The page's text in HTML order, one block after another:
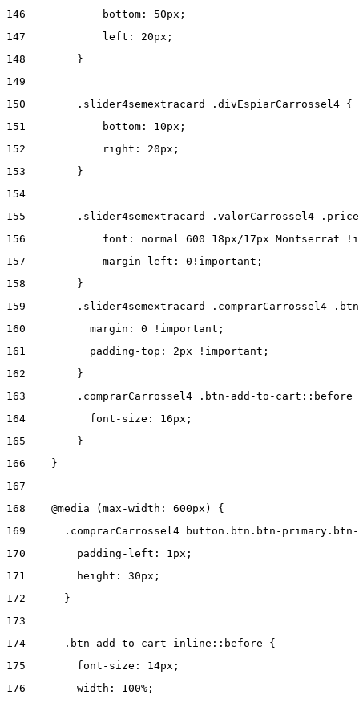
146
            bottom: 50px;
147
            left: 20px;
148
        }
149
150
        .slider4semextracard .divEspiarCarrossel4 {
151
            bottom: 10px;
152
            right: 20px;
153
        }
154
155
.slider4semextracard .valorCarrossel4
156
font: normal 600 18px/17px Montserrat
157
            margin-left: 0!important;
158
        }
159
.slider4semextracard .comprarCarrossel4
160
          margin: 0 !important;
161
          padding-top: 2px !important;
162
        }
163
.comprarCarrossel4 .btn-add-to-
164
          font-size: 16px;
165
        }
166
    }
167
168
    @media (max-width: 600px) {
169
.comprarCarrossel4 button.btn.btn-
170
        padding-left: 1px;
171
        height: 30px;
172
      }
173
174
      .btn-add-to-cart-inline::before {
175
        font-size: 14px;
176
        width: 100%;